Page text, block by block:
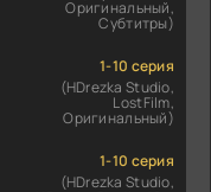
Оригинальный,
Субтитры)
1-10 серия
(HDrezka Studio,
LostFilm,
Оригинальный)
1-10 серия
(HDrezka Studio,